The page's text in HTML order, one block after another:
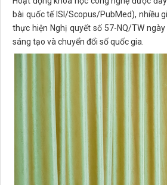
bài quốc tế ISI/Scopus/PubMed), nhiều
thực hiện Nghị quyết số 57-NQ/TW
sáng tạo và chuyển đổi số quốc gia.